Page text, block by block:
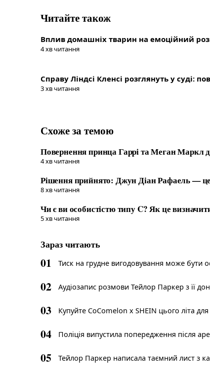
Читайте також
Вплив домашніх тварин на емоційний
4хв читання
Справу Ліндсі Кленсі розглянуть у суді:
3хв читання
Схоже за темою
Повернення принца Гаррі та Меган Маркл
4хв читання
Рішення прийнято: Джун Діан Рафаель —
8хв читання
Чи є ви особистістю типу C? Як це
5хв читання
Зараз читають
01 Тиск на грудне вигодовування може бути
02 Аудіозапис розмови Тейлор Паркер з її
03 Купуйте CoComelon x SHEIN цього літа
04 Поліція випустила попередження після
05 Тейлор Паркер написала таємний лист з